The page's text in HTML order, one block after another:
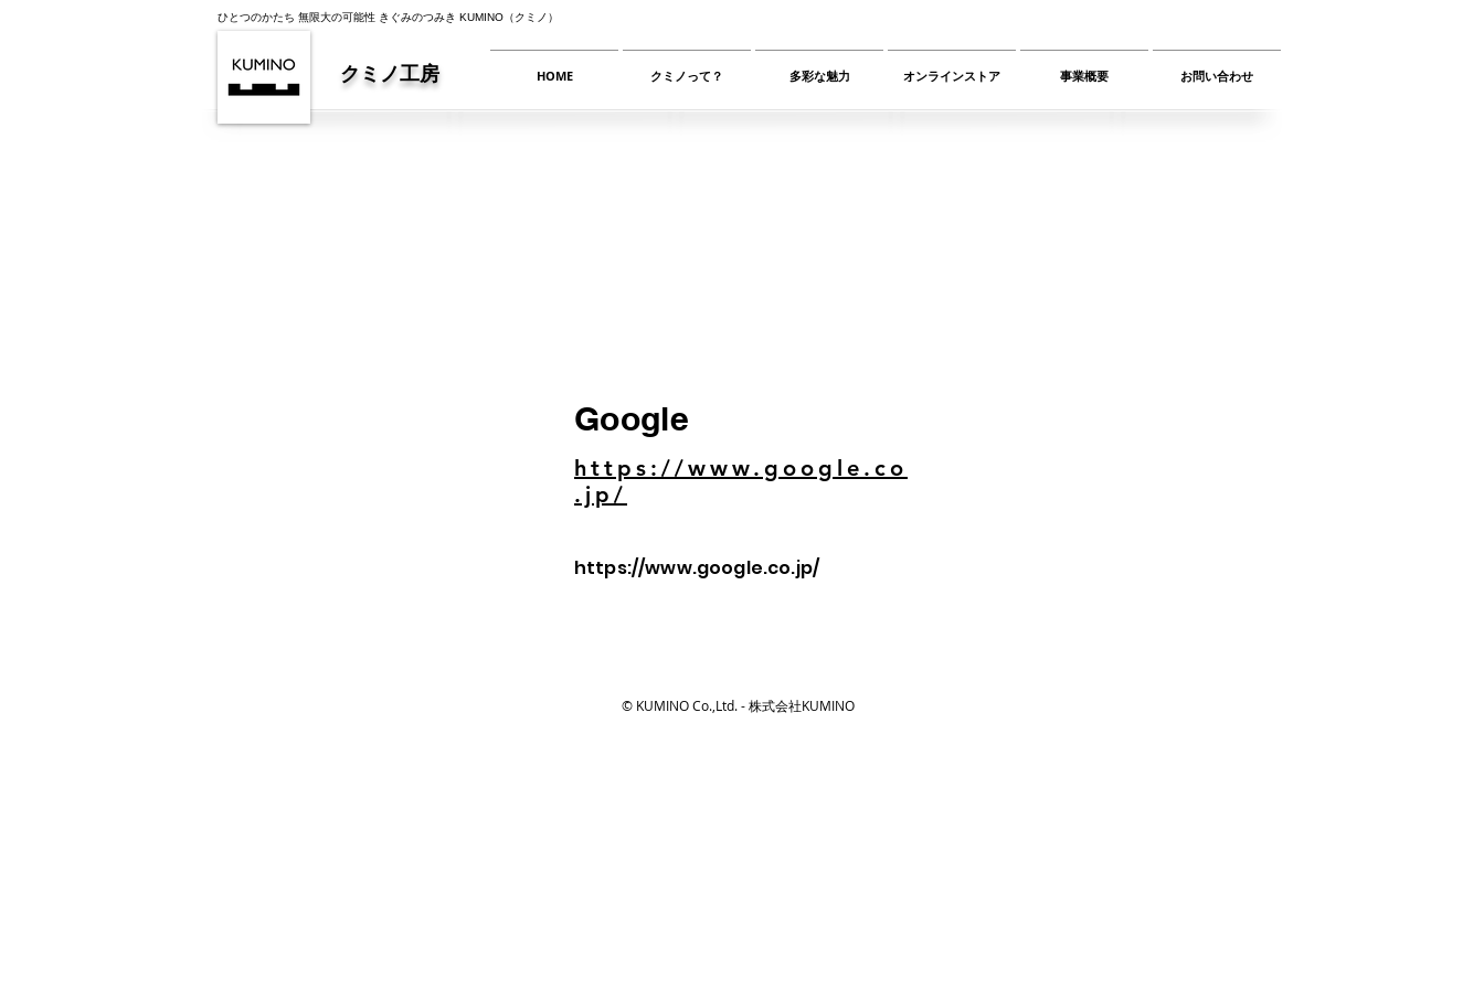
ひとつのかたち 無限大の可能性 きぐみのつみき KUMINO（クミノ）
HOME クミノって？ 多彩な魅力 オンラインストア 事業概要 お問い合わせ
クミノ工房
Google
https://www.google.co
.jp/
https://www.google.co.jp/
© KUMINO Co.,Ltd. - 株式会社KUMINO